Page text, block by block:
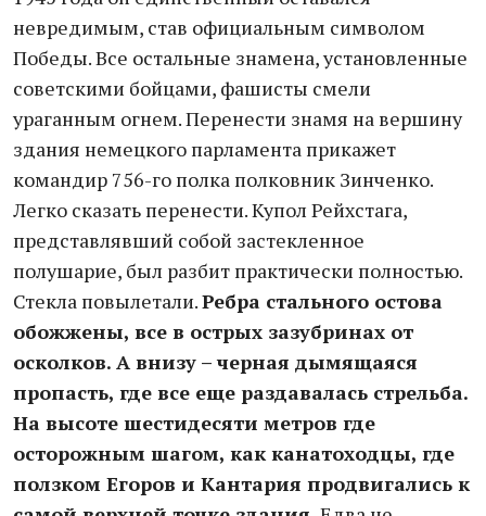
невредимым, став официальным символом
Победы. Все остальные знамена, установленные
советскими бойцами, фашисты смели
ураганным огнем. Перенести знамя на вершину
здания немецкого парламента прикажет
командир 756-го полка полковник Зинченко.
Легко сказать перенести. Купол Рейхстага,
представлявший собой застекленное
полушарие, был разбит практически полностью.
Стекла повылетали.Ребра стального остова
обожжены, все в острых зазубринах от
осколков. А внизу – черная дымящаяся
пропасть, где все еще раздавалась стрельба.
На высоте шестидесяти метров где
осторожным шагом, как канатоходцы, где
ползком Егоров и Кантария продвигались к